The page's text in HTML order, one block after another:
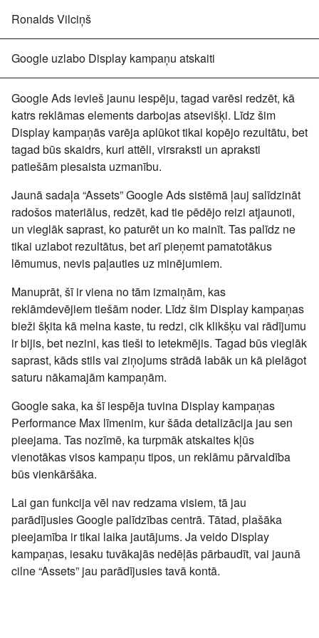
Ronalds Vilciņš
Google uzlabo Display kampaņu atskaiti
Google Ads ievieš jaunu iespēju, tagad varēsi redzēt, kā
katrs reklāmas elements darbojas atsevišķi. Līdz šim
Display kampaņās varēja aplūkot tikai kopējo rezultātu, bet
tagad būs skaidrs, kuri attēli, virsraksti un apraksti
patiešām piesaista uzmanību.
Jaunā sadaļa “Assets” Google Ads sistēmā ļauj salīdzināt
radošos materiālus, redzēt, kad tie pēdējo reizi atjaunoti,
un vieglāk saprast, ko paturēt un ko mainīt. Tas palīdz ne
tikai uzlabot rezultātus, bet arī pieņemt pamatotākus
lēmumus, nevis paļauties uz minējumiem.
Manuprāt, šī ir viena no tām izmaiņām, kas
reklāmdevējiem tiešām noder. Līdz šim Display kampaņas
bieži šķita kā melna kaste, tu redzi, cik klikšķu vai rādījumu
ir bijis, bet nezini, kas tieši to ietekmējis. Tagad būs vieglāk
saprast, kāds stils vai ziņojums strādā labāk un kā pielāgot
saturu nākamajām kampaņām.
Google saka, ka šī iespēja tuvina Display kampaņas
Performance Max līmenim, kur šāda detalizācija jau sen
pieejama. Tas nozīmē, ka turpmāk atskaites kļūs
vienotākas visos kampaņu tipos, un reklāmu pārvaldība
būs vienkāršāka.
Lai gan funkcija vēl nav redzama visiem, tā jau
parādījusies Google palīdzības centrā. Tātad, plašāka
pieejamība ir tikai laika jautājums. Ja veido Display
kampaņas, iesaku tuvākajās nedēļās pārbaudīt, vai jaunā
cilne “Assets” jau parādījusies tavā kontā.